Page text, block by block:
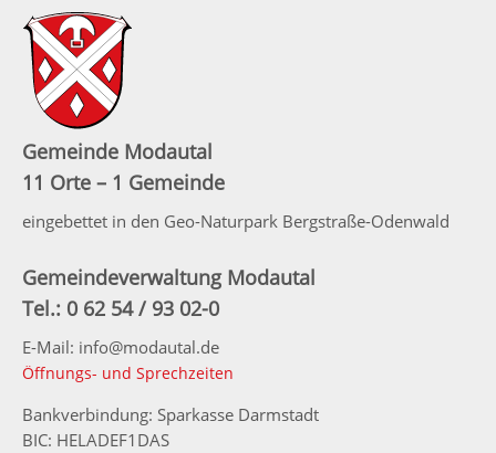
Gemeinde Modautal
11 Orte – 1 Gemeinde
eingebettet in den Geo-Naturpark Bergstraße-Odenwald
Gemeindeverwaltung Modautal
Tel.: 0 62 54 / 93 02-0
E-Mail: info@modautal.de
Öffnungs- und Sprechzeiten
Bankverbindung: Sparkasse Darmstadt
BIC: HELADEF1DAS